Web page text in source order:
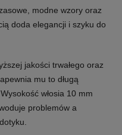
modne wzory oraz
doda elegancji i szyku do
jakości trwałego oraz
mu to długą
włosia 10 mm
problemów a